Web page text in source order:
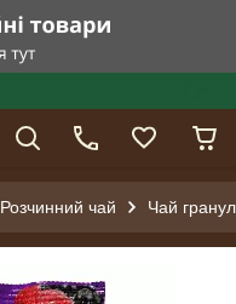
Розчинний чай Чай